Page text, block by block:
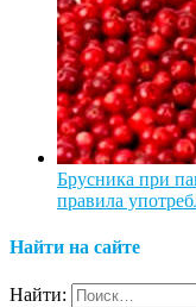
Брусника при
правила
Найти на сайте
Найти: